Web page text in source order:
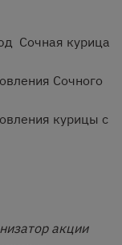
Сочная курица
Сочного
курицы с
акции